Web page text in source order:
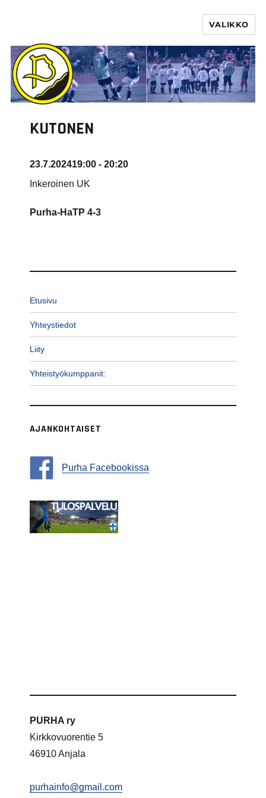
VALIKKO
KUTONEN
23.7.202419:00 - 20:20
Inkeroinen UK
Purha-HaTP 4-3
Etusivu
Yhteystiedot
Liity
Yhteistyökumppanit:
AJANKOHTAISET
Purha Facebookissa
PURHA ry
Kirkkovuorentie 5
46910 Anjala
purhainfo@gmail.com